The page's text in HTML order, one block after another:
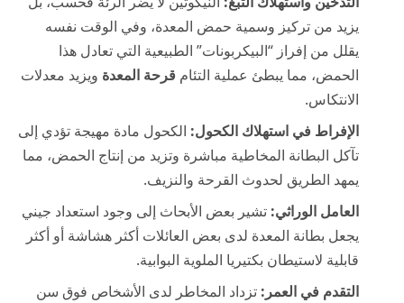
يزيد من تركيز وسمية حمض المعدة، وفي الوقت نفسه
يقلل من إفراز “البيكربونات” الطبيعية التي تعادل هذا
الحمض، مما يبطئ عملية التئام قرحة المعدة ويزيد معدلات
الانتكاس.
الإفراط في استهلاك الكحول: الكحول مادة مهيجة تؤدي إلى
تآكل البطانة المخاطية مباشرة وتزيد من إنتاج الحمض، مما
يمهد الطريق لحدوث القرحة والنزيف.
العامل الوراثي: تشير بعض الأبحاث إلى وجود استعداد جيني
يجعل بطانة المعدة لدى بعض العائلات أكثر هشاشة أو أكثر
قابلية لاستيطان بكتيريا الملوية البوابية.
التقدم في العمر: تزداد المخاطر لدى الأشخاص فوق سن